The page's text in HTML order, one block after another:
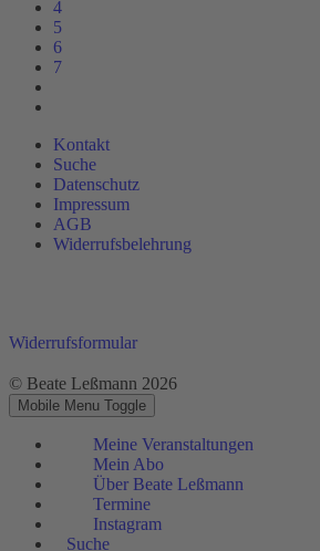
4
5
6
7
Kontakt
Suche
Datenschutz
Impressum
AGB
Widerrufsbelehrung
Widerrufsformular
© Beate Leßmann 2026
Mobile Menu Toggle
Meine Veranstaltungen
Mein Abo
Über Beate Leßmann
Termine
Instagram
Suche